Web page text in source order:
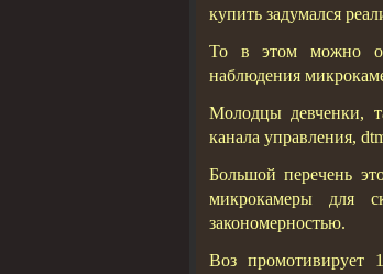
купить задумался
То в этом можно
наблюдения
Молодцы девченки,
канала управления,
Большой перечень
микрокамеры для
закономерностью.
Воз промотивирует